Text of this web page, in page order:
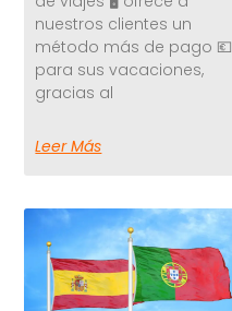
nuestros clientes un
método más de pago 💶
para sus vacaciones,
gracias al
Leer Más